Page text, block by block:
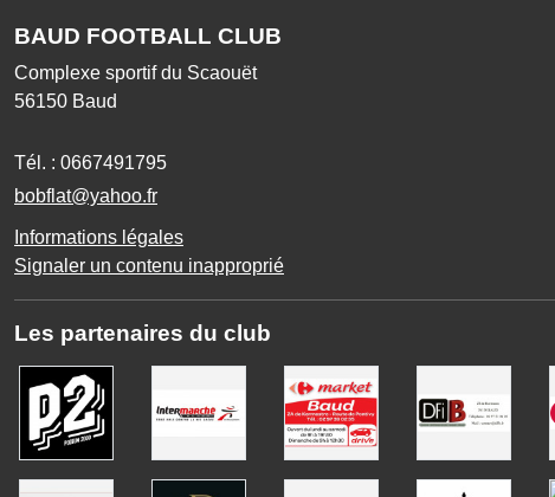
BAUD FOOTBALL CLUB
Complexe sportif du Scaouët
56150 Baud
Tél. : 0667491795
bobflat@yahoo.fr
Informations légales
Signaler un contenu inapproprié
Les partenaires du club